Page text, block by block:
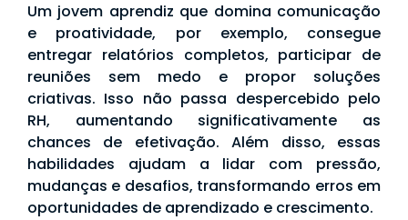
Um jovem aprendiz que domina comunicação
e proatividade, por exemplo, consegue
entregar relatórios completos, participar de
reuniões sem medo e propor soluções
criativas. Isso não passa despercebido pelo
RH, aumentando significativamente as
chances de efetivação. Além disso, essas
habilidades ajudam a lidar com pressão,
mudanças e desafios, transformando erros em
oportunidades de aprendizado e crescimento.